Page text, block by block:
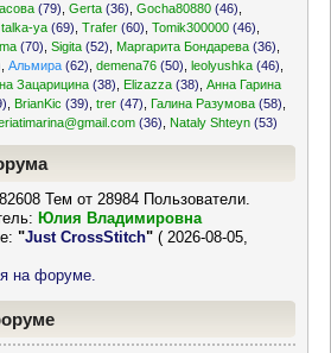
(79) ,Gerta (36) ,Gocha80880 (46)
,talka-ya (69) ,Trafer (60) ,Tomik300000 (46)
(70) ,Sigita (52) Маргарита Бондарева (36)
,Альмира (62) ,demena76 (50) ,leolyushka (46)
Зацарицина (38) Elizazza (38) ,Анна Гарина
BrianKic (39) ,trer (47) Галина Разумова (58)
(36) Nataly Shteyn (53)
Тем от 28984 Пользователи.
Юлия Владимировна
"Just CrossStitch" ( 2026-08-05,
на форуме.